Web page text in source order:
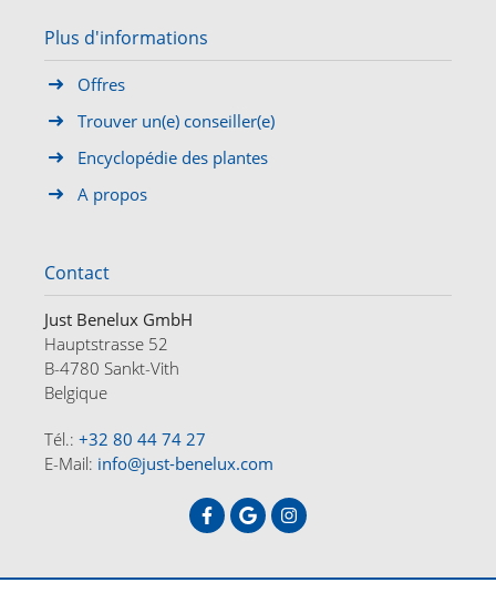
OFFRES A PROPOS
DE FR NL
Plus d'informations
Offres
Trouver un(e) conseiller(e)
Encyclopédie des plantes
A propos
Contact
Just Benelux GmbH
Hauptstrasse 52
B-4780 Sankt-Vith
Belgique
Tél.: +32 80 44 74 27
E-Mail: info@just-benelux.com